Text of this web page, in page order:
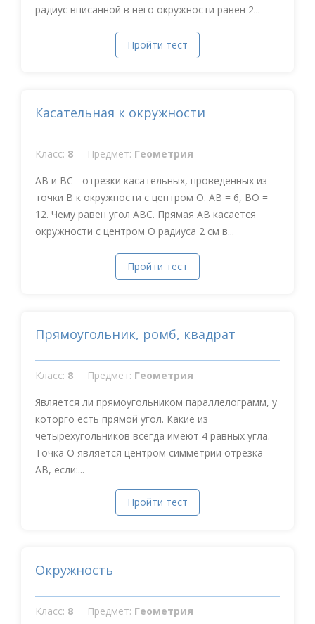
радиус вписанной в него окружности равен 2...
Пройти тест
Касательная к окружности
Класс: 8 Предмет: Геометрия
АВ и ВС - отрезки касательных, проведенных из
точки В к окружности с центром О. АВ = 6, ВО =
12. Чему равен угол АВС. Прямая АВ касается
окружности с центром О радиуса 2 см в...
Пройти тест
Прямоугольник, ромб, квадрат
Класс: 8 Предмет: Геометрия
Является ли прямоугольником параллелограмм, у
которго есть прямой угол. Какие из
четырехугольников всегда имеют 4 равных угла.
Точка О является центром симметрии отрезка
АВ, если:...
Пройти тест
Окружность
Класс: 8 Предмет: Геометрия